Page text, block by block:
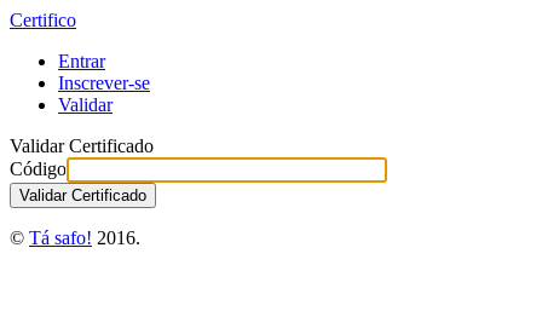
Certifico
Entrar
Inscrever-se
Validar
Validar Certificado
Código
© Tá safo! 2016.